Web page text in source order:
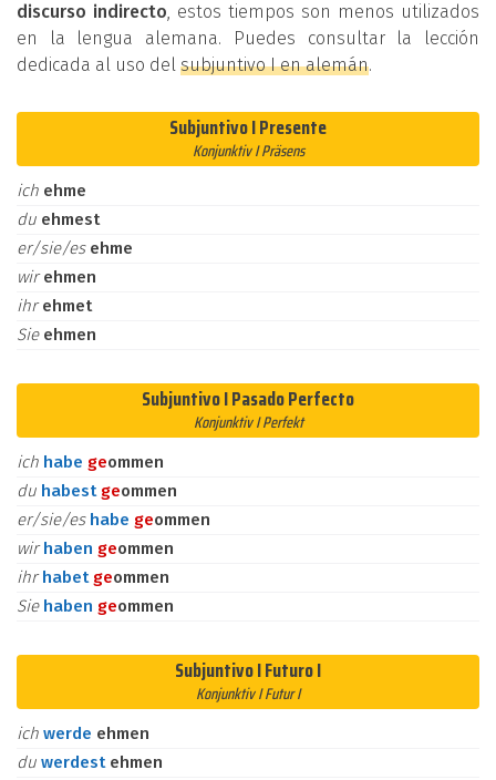
discurso indirecto, estos tiempos son menos utilizados
en la lengua alemana. Puedes consultar la lección
dedicada al uso del subjuntivo I en alemán.
Subjuntivo I Presente
Konjunktiv I Präsens
ich ehme
du ehmest
er/sie/es ehme
wirehmen
ihrehmet
Sie ehmen
Subjuntivo I Pasado Perfecto
Konjunktiv I Perfekt
ich habe geommen
du habest geommen
er/sie/es habe geommen
wirhaben geommen
ihrhabet geommen
Sie haben geommen
Subjuntivo I Futuro I
Konjunktiv I Futur I
ich werde ehmen
du werdest ehmen